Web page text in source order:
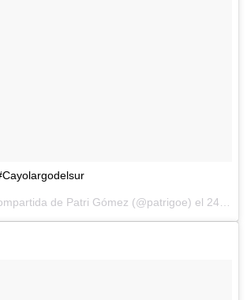
de Patri Gómez (@patrigoe) el 24 de Jul de 2017 a la(s) 1:31 PDT